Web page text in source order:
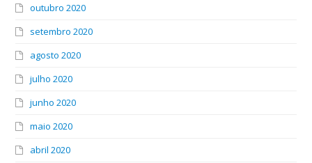
outubro 2020
setembro 2020
agosto 2020
julho 2020
junho 2020
maio 2020
abril 2020